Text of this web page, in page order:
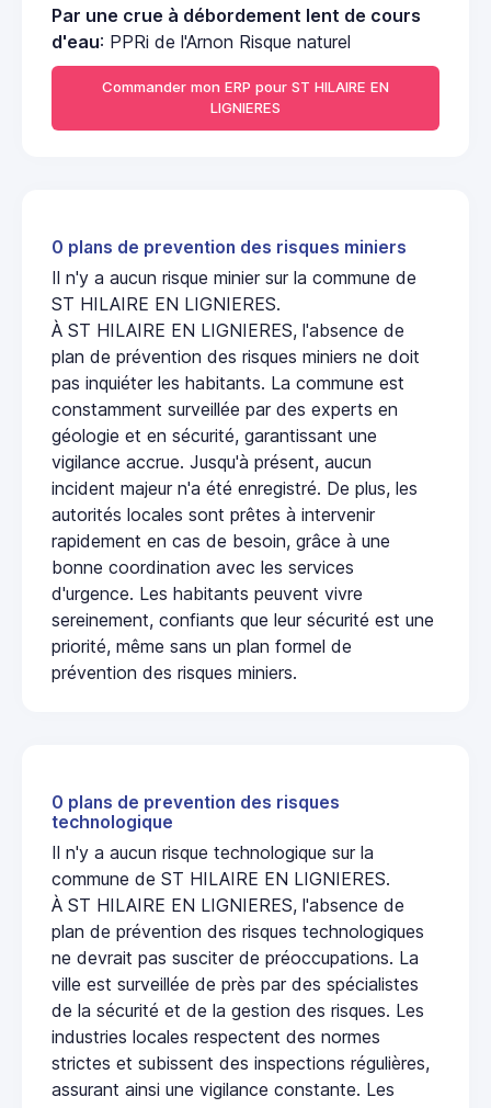
Par une crue à débordement lent de cours
d'eau: PPRi de l'Arnon Risque naturel
Commander mon ERP pour ST HILAIRE EN
LIGNIERES
0 plans de prevention des risques miniers
Il n'y a aucun risque minier sur la commune de
ST HILAIRE EN LIGNIERES.
À ST HILAIRE EN LIGNIERES, l'absence de
plan de prévention des risques miniers ne doit
pas inquiéter les habitants. La commune est
constamment surveillée par des experts en
géologie et en sécurité, garantissant une
vigilance accrue. Jusqu'à présent, aucun
incident majeur n'a été enregistré. De plus, les
autorités locales sont prêtes à intervenir
rapidement en cas de besoin, grâce à une
bonne coordination avec les services
d'urgence. Les habitants peuvent vivre
sereinement, confiants que leur sécurité est une
priorité, même sans un plan formel de
prévention des risques miniers.
0 plans de prevention des risques
technologique
Il n'y a aucun risque technologique sur la
commune de ST HILAIRE EN LIGNIERES.
À ST HILAIRE EN LIGNIERES, l'absence de
plan de prévention des risques technologiques
ne devrait pas susciter de préoccupations. La
ville est surveillée de près par des spécialistes
de la sécurité et de la gestion des risques. Les
industries locales respectent des normes
strictes et subissent des inspections régulières,
assurant ainsi une vigilance constante. Les